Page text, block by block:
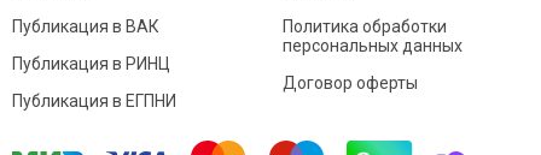
Публикация в ВАК
Публикация в РИНЦ
Публикация в ЕГПНИ
Политика обработки
персональных данных
Договор оферты